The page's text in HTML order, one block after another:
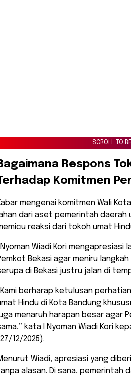
SCROLL TO
Respons
Komitmen
mengenai komitmen Wali
dari aset pemerintah daerah
reaksi dari tokoh umat
I Nyoman Wiadi Kori
Bekasi agar meniru
di Bekasi justru jalan di
berharap ketulusan
Hindu di Kota Bandung
menaruh harapan besar agar
kata I Nyoman Wiadi Kori
12/2025).
Wiadi, apresiasi yang
alasan. Di sana, pemerintah